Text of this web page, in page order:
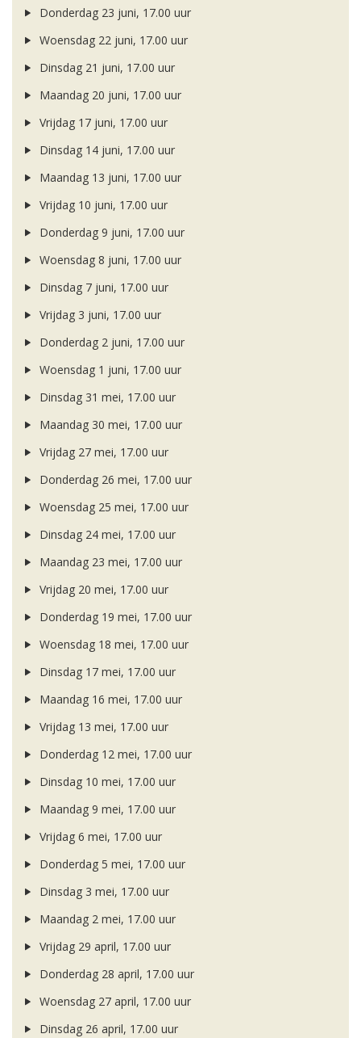
Donderdag 23 juni, 17.00 uur
Woensdag 22 juni, 17.00 uur
Dinsdag 21 juni, 17.00 uur
Maandag 20 juni, 17.00 uur
Vrijdag 17 juni, 17.00 uur
Dinsdag 14 juni, 17.00 uur
Maandag 13 juni, 17.00 uur
Vrijdag 10 juni, 17.00 uur
Donderdag 9 juni, 17.00 uur
Woensdag 8 juni, 17.00 uur
Dinsdag 7 juni, 17.00 uur
Vrijdag 3 juni, 17.00 uur
Donderdag 2 juni, 17.00 uur
Woensdag 1 juni, 17.00 uur
Dinsdag 31 mei, 17.00 uur
Maandag 30 mei, 17.00 uur
Vrijdag 27 mei, 17.00 uur
Donderdag 26 mei, 17.00 uur
Woensdag 25 mei, 17.00 uur
Dinsdag 24 mei, 17.00 uur
Maandag 23 mei, 17.00 uur
Vrijdag 20 mei, 17.00 uur
Donderdag 19 mei, 17.00 uur
Woensdag 18 mei, 17.00 uur
Dinsdag 17 mei, 17.00 uur
Maandag 16 mei, 17.00 uur
Vrijdag 13 mei, 17.00 uur
Donderdag 12 mei, 17.00 uur
Dinsdag 10 mei, 17.00 uur
Maandag 9 mei, 17.00 uur
Vrijdag 6 mei, 17.00 uur
Donderdag 5 mei, 17.00 uur
Dinsdag 3 mei, 17.00 uur
Maandag 2 mei, 17.00 uur
Vrijdag 29 april, 17.00 uur
Donderdag 28 april, 17.00 uur
Woensdag 27 april, 17.00 uur
Dinsdag 26 april, 17.00 uur